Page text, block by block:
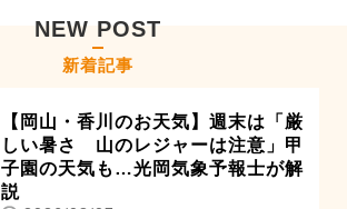
NEW POST
新着記事
【岡山・香川のお天気】週末は「厳
しい暑さ 山のレジャーは注意」甲
子園の天気も…光岡気象予報士が解
説